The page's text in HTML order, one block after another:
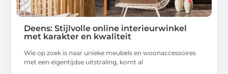
Deens: Stijlvolle online interieurwinkel
met karakter en kwaliteit
Wie op zoek is naar unieke meubels en woonaccessoires
met een eigentijdse uitstraling, komt al